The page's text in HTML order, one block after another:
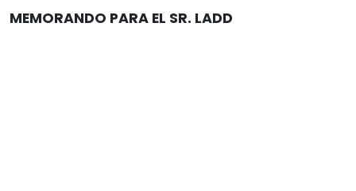
MEMORANDO PARA EL SR. LADD